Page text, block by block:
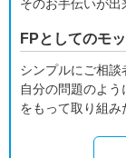
そのお手伝いが出
FPとしてのモ
シンプルにご相
自分の問題のよ
をもって取り組み